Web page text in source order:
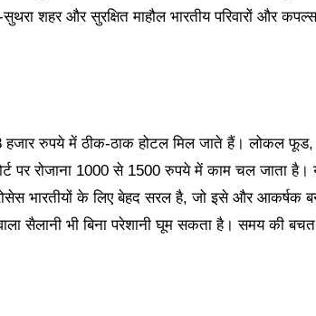
शहर और सुरक्षित माहौल भारतीय परिवारों और
8 हजार रुपये में ठीक-ठाक होटल मिल जाते हैं। लोकल
पर रोजाना 1000 से 1500 रुपये में काम चल जाता है।
भारतीयों के लिए बेहद सरल है, जो इसे और आकर्षक
सैलानी भी बिना परेशानी घूम सकता है। समय की